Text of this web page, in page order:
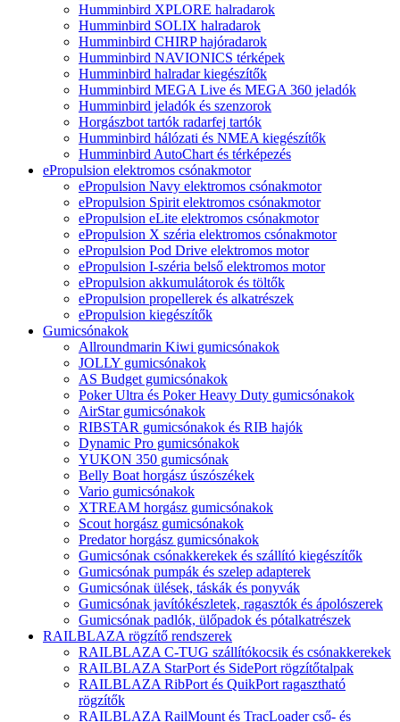
Humminbird XPLORE halradarok
Humminbird SOLIX halradarok
Humminbird CHIRP hajóradarok
Humminbird NAVIONICS térképek
Humminbird halradar kiegészítők
Humminbird MEGA Live és MEGA 360 jeladók
Humminbird jeladók és szenzorok
Horgászbot tartók radarfej tartók
Humminbird hálózati és NMEA kiegészítők
Humminbird AutoChart és térképezés
ePropulsion elektromos csónakmotor
ePropulsion Navy elektromos csónakmotor
ePropulsion Spirit elektromos csónakmotor
ePropulsion eLite elektromos csónakmotor
ePropulsion X széria elektromos csónakmotor
ePropulsion Pod Drive elektromos motor
ePropulsion I-széria belső elektromos motor
ePropulsion akkumulátorok és töltők
ePropulsion propellerek és alkatrészek
ePropulsion kiegészítők
Gumicsónakok
Allroundmarin Kiwi gumicsónakok
JOLLY gumicsónakok
AS Budget gumicsónakok
Poker Ultra és Poker Heavy Duty gumicsónakok
AirStar gumicsónakok
RIBSTAR gumicsónakok és RIB hajók
Dynamic Pro gumicsónakok
YUKON 350 gumicsónak
Belly Boat horgász úszószékek
Vario gumicsónakok
XTREAM horgász gumicsónakok
Scout horgász gumicsónakok
Predator horgász gumicsónakok
Gumicsónak csónakkerekek és szállító kiegészítők
Gumicsónak pumpák és szelep adapterek
Gumicsónak ülések, táskák és ponyvák
Gumicsónak javítókészletek, ragasztók és ápolószerek
Gumicsónak padlók, ülőpadok és pótalkatrészek
RAILBLAZA rögzítő rendszerek
RAILBLAZA C-TUG szállítókocsik és csónakkerekek
RAILBLAZA StarPort és SidePort rögzítőtalpak
RAILBLAZA RibPort és QuikPort ragasztható
rögzítők
RAILBLAZA RailMount és TracLoader cső- és